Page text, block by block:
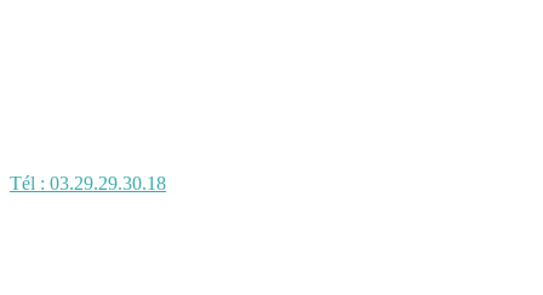
Tél : 03.29.29.30.18